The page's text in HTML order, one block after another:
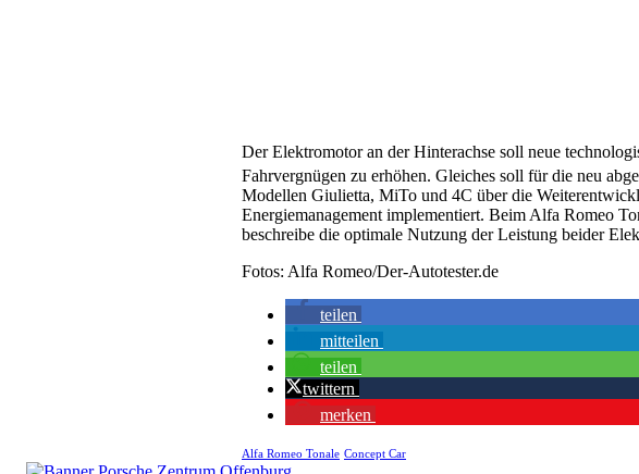
Der Elektromotor an der Hinterachse soll neue
Fahrvergnügen zu erhöhen. Gleiches soll für die neu
Modellen Giulietta, MiTo und 4C über die
Energiemanagement implementiert. Beim Alfa Romeo
beschreibe die optimale Nutzung der Leistung beider
Fotos: Alfa Romeo/Der-Autotester.de
teilen
mitteilen
teilen
twittern
merken
Alfa Romeo Tonale Concept Car